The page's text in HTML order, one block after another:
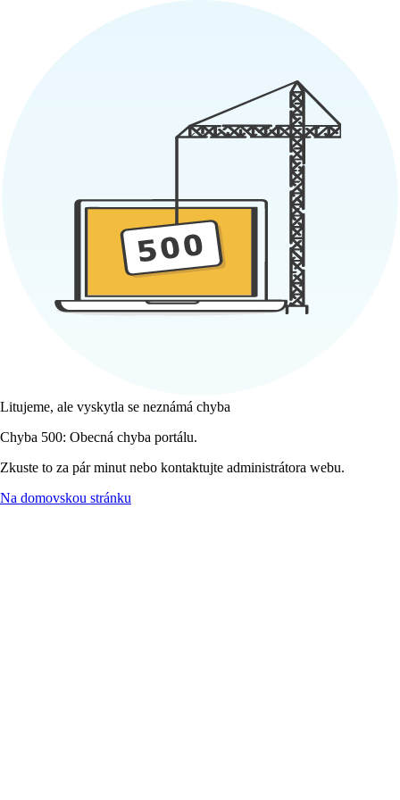
Litujeme, ale vyskytla se neznámá chyba
Chyba 500: Obecná chyba portálu.
Zkuste to za pár minut nebo kontaktujte administrátora webu.
Na domovskou stránku